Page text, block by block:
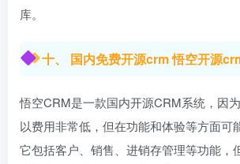
库。
十、 国内免费开源crm 悟空开源
悟空CRM是一款国内开源CRM系统，因
以费用非常低，但在功能和体验等方面可
它包括客户、销售、进销存管理等功能，